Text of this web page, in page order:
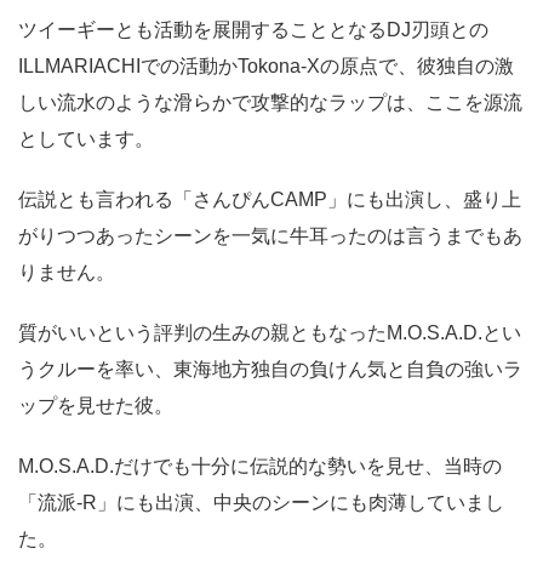
ツイーギーとも活動を展開することとなるDJ刃頭との
ILLMARIACHIでの活動かTokona-Xの原点で、彼独自の激
しい流水のような滑らかで攻撃的なラップは、ここを源流
としています。
伝説とも言われる「さんぴんCAMP」にも出演し、盛り上
がりつつあったシーンを一気に牛耳ったのは言うまでもあ
りません。
質がいいという評判の生みの親ともなったM.O.S.A.D.とい
うクルーを率い、東海地方独自の負けん気と自負の強いラ
ップを見せた彼。
M.O.S.A.D.だけでも十分に伝説的な勢いを見せ、当時の
「流派-R」にも出演、中央のシーンにも肉薄していまし
た。